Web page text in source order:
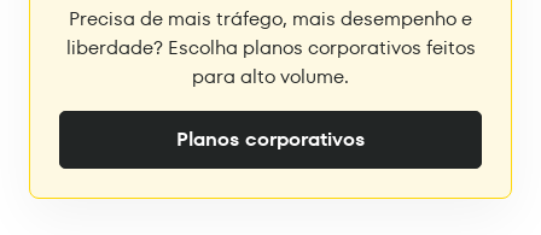
Precisa de mais tráfego, mais desempenho e
liberdade? Escolha planos corporativos feitos
para alto volume.
Planos corporativos